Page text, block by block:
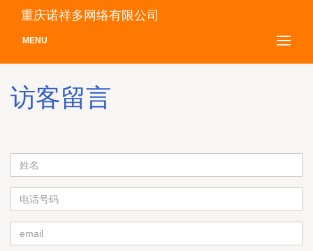
重庆诺祥多网络有限公司
MENU
访客留言